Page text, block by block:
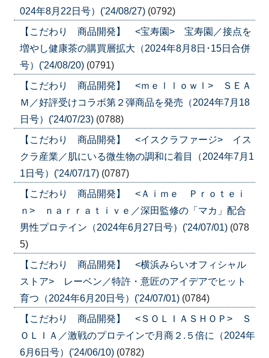
024年8月22日号）('24/08/27) (0792)
【こだわり 商品開発】 <宝寿園> 宝寿園／接点を
増やし健康茶の購買層拡大（2024年8月8日･15日合併
号）('24/08/20) (0791)
【こだわり 商品開発】 <ｍｅｌｌｏｗｌ> ＳＥＡ
Ｍ／好評受けコラボ第２弾商品を発売（2024年7月18
日号）('24/07/23) (0788)
【こだわり 商品開発】 <イスクラファージ> イス
クラ産業／肌にいる微生物の調和に着目（2024年7月1
1日号）('24/07/17) (0787)
【こだわり 商品開発】 <Ａｉｍｅ Ｐｒｏｔｅｉ
ｎ> ｎａｒｒａｔｉｖｅ／深田監修の「マカ」配合
男性プロテイン（2024年6月27日号）('24/07/01) (078
5)
【こだわり 商品開発】 <横浜みらいオフィシャル
ストア> レーベン／特許・意匠のアイデアでヒット
育つ（2024年6月20日号）('24/07/01) (0784)
【こだわり 商品開発】 <ＳＯＬＩＡＳＨＯＰ> Ｓ
ＯＬＩＡ／激戦のプロテインで月商２.５倍に（2024年
6月6日号）('24/06/10) (0782)